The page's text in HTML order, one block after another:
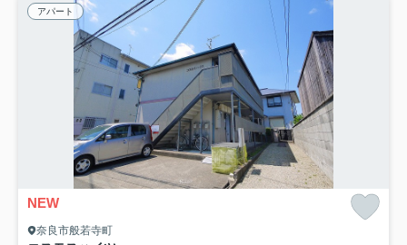
アパート
NEW
奈良市般若寺町